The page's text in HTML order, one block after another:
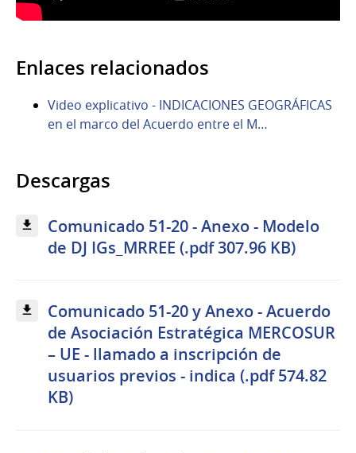
Enlaces relacionados
Video explicativo - INDICACIONES GEOGRÁFICAS
en el marco del Acuerdo entre el M…
Descargas
Comunicado 51-20 - Anexo - Modelo
de DJ IGs_MRREE (.pdf 307.96 KB)
Comunicado 51-20 y Anexo - Acuerdo
de Asociación Estratégica MERCOSUR
– UE - llamado a inscripción de
usuarios previos - indica (.pdf 574.82
KB)